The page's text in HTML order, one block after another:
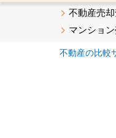
メタ住宅展
不動産売
マンショ
不動産の比較